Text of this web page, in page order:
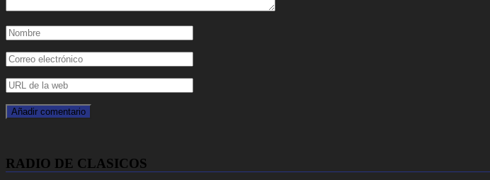
RADIO DE CLASICOS